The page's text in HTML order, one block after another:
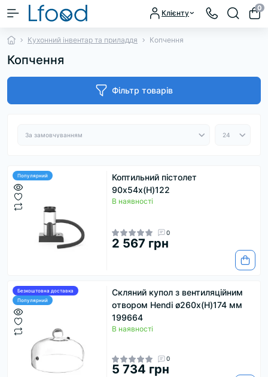
Клієнту
0
Кухонний інвентар та приладдя Копчення
Копчення
Фільтр товарів
Популярний
Коптильний пістолет
90x54x(H)122
В наявності
0
2 567 грн
Безкоштовна доставка
Популярний
Скляний купол з вентиляційним
отвором Hendi ø260x(H)174 мм
199664
В наявності
0
5 734 грн